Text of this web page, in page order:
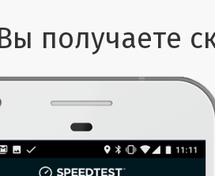
Вы получаете